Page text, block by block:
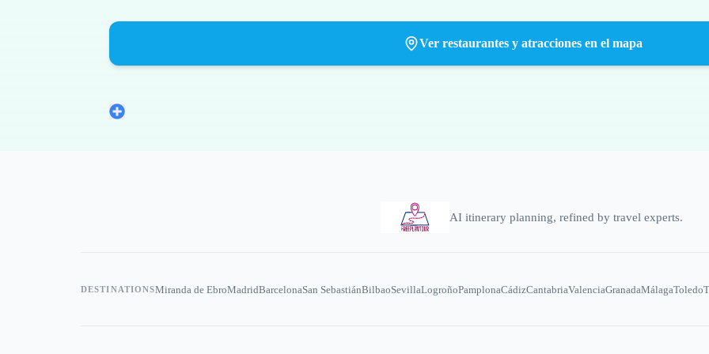
Ver restaurantes y atracciones en el mapa
AI itinerary planning, refined by travel experts.
DESTINATIONSMiranda de EbroMadridBarcelonaSan SebastiánBilbaoSevillaLogroñoPamplonaCádizCantabriaValenciaGranadaMálagaToledo